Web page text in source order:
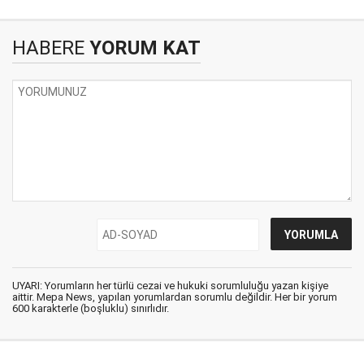
HABERE YORUM KAT
UYARI: Yorumların her türlü cezai ve hukuki sorumluluğu yazan kişiye
aittir. Mepa News, yapılan yorumlardan sorumlu değildir. Her bir yorum
600 karakterle (boşluklu) sınırlıdır.